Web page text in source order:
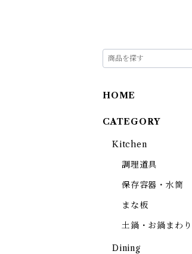
HOME
CATEGORY
Kitchen
調理道具
保存容器・水筒
まな板
土鍋・お鍋まわり
Dining